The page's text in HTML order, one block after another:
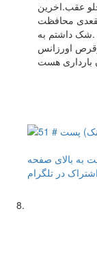
اوقات 2روز جلو عقب.اخرین
روز بعد17/11.رابطه مقعدی محافظت
داشتم به
اورزانس
بارداری هست
به بالای صفحه
اشتراک در تلگرام